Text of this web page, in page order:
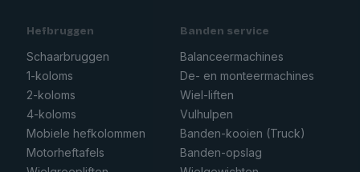
Hefbruggen
Schaarbruggen
1-koloms
2-koloms
4-koloms
Mobiele hefkolommen
Motorheftafels
Banden service
Balanceermachines
De- en monteermachines
Wiel-liften
Vulhulpen
Banden-kooien (Truck)
Banden-opslag